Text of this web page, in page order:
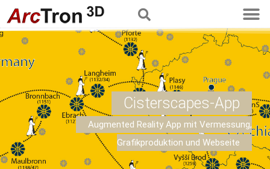
Cisterscapes-App
Augmented Reality App mit Vermessung,
Grafikproduktion und Webseite